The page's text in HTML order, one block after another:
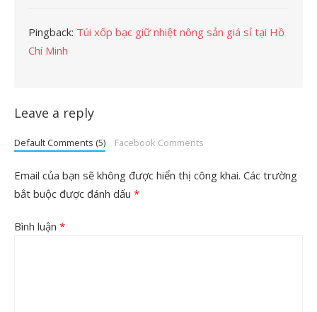
Pingback: Túi xốp bạc giữ nhiệt nông sản giá sỉ tại Hồ
Chí Minh
Leave a reply
Default Comments (5) Facebook Comments
Email của bạn sẽ không được hiển thị công khai. Các trường
bắt buộc được đánh dấu *
Bình luận *